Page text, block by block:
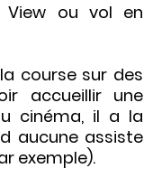
View ou vol en
course sur des
accueillir une
cinéma, il a la
aucune assiste
exemple).